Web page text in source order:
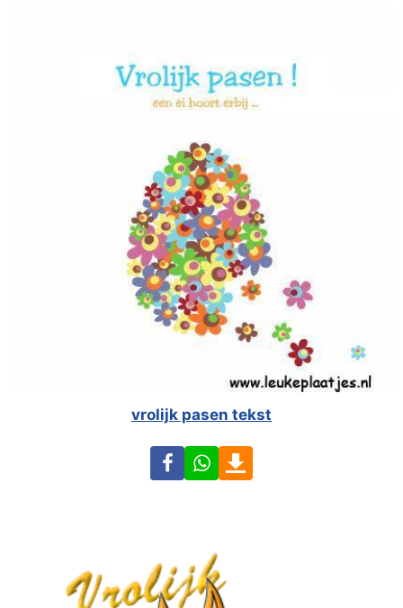
vrolijk pasen tekst
FacebookWhatsApp